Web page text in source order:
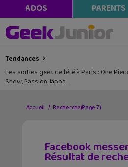
ADOS PARENTS
Tendances
Les sorties geek de l’été à Paris : One
Show, Passion Japon…
Accueil Recherche(Page 7)
Facebook
Résultat de